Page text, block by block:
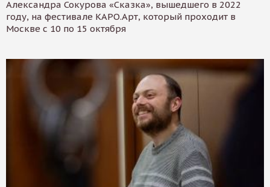
Александра Сокурова «Сказка», вышедшего в 2022
году, на фестивале КАРО.Арт, который проходит в
Москве с 10 по 15 октября